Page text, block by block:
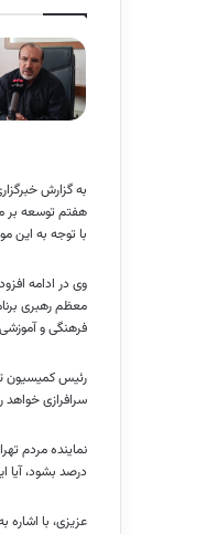
به گزارش
با توجه به این موارد
وی در ادامه
فرهنگی و
رئیس کمیسیون
سرافرازی خواهد
درصد بشود، آیا این امکان دارد؟ بله، ما حدود ۷ درصد
عزیزی، با